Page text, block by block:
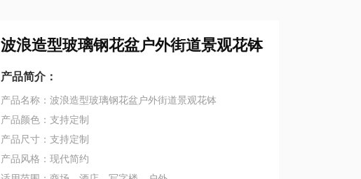
波浪造型玻璃钢花盆户外街道景观花钵
产品简介：
产品名称：波浪造型玻璃钢花盆户外街道景观花钵
产品颜色：支持定制
产品尺寸：支持定制
产品风格：现代简约